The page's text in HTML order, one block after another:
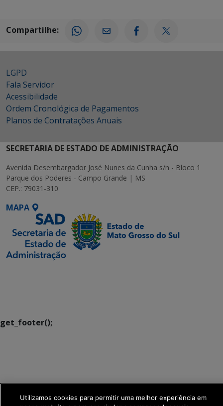
Compartilhe:
LGPD
Fala Servidor
Acessibilidade
Ordem Cronológica de Pagamentos
Planos de Contratações Anuais
SECRETARIA DE ESTADO DE ADMINISTRAÇÃO
Avenida Desembargador José Nunes da Cunha s/n - Bloco 1
Parque dos Poderes - Campo Grande | MS
CEP.: 79031-310
MAPA
get_footer();
Utilizamos cookies para permitir uma melhor experiência em